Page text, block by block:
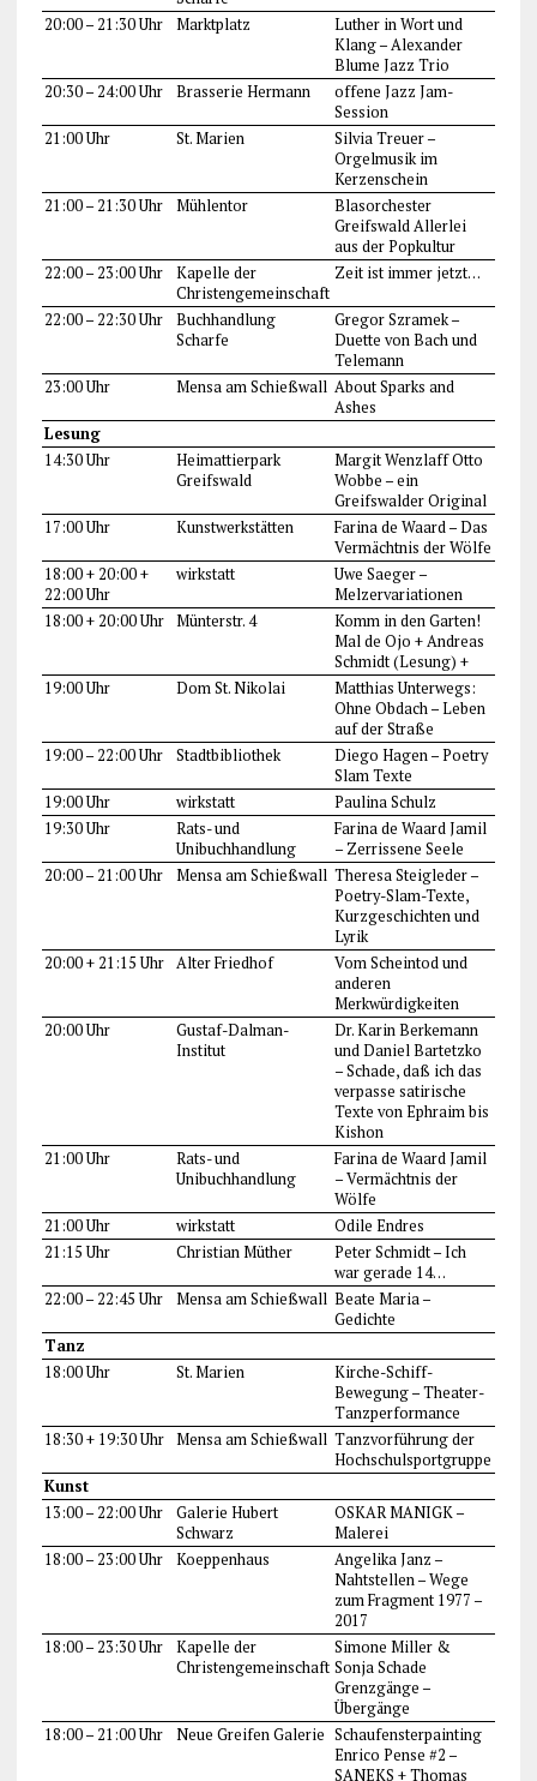
20:00 – 21:30 Uhr Marktplatz
Luther in Wort und
Klang – Alexander
Blume Jazz Trio
20:30 – 24:00 Uhr
Brasserie Hermann
offene Jazz Jam-
Session
21:00 Uhr
St. Marien
Silvia Treuer –
Orgelmusik im
Kerzenschein
21:00 – 21:30 Uhr
Mühlentor
Blasorchester
Greifswald Allerlei
aus der Popkultur
22:00 – 23:00 Uhr
Kapelle der
Christengemeinschaft
Zeit ist immer jetzt…
22:00 – 22:30 Uhr
Buchhandlung
Scharfe
Gregor Szramek –
Duette von Bach und
Telemann
23:00 Uhr
Mensa am Schießwall About Sparks and
Ashes
Lesung
14:30 Uhr
Heimattierpark
Greifswald
Margit Wenzlaff Otto
Wobbe – ein
Greifswalder Original
17:00 Uhr
Kunstwerkstätten
Farina de Waard – Das
Vermächtnis der Wölfe
18:00 + 20:00 +
22:00 Uhr
wirkstatt
Uwe Saeger –
Melzervariationen
18:00 + 20:00 Uhr
Münterstr. 4
Komm in den Garten!
Mal de Ojo + Andreas
Schmidt (Lesung) +
19:00 Uhr
Dom St. Nikolai
Matthias Unterwegs:
Ohne Obdach – Leben
auf der Straße
19:00 – 22:00 Uhr
Stadtbibliothek
Diego Hagen – Poetry
Slam Texte
19:00 Uhr
wirkstatt
Paulina Schulz
19:30 Uhr
Rats- und
Unibuchhandlung
Farina de Waard Jamil
– Zerrissene Seele
20:00 – 21:00 Uhr
Mensa am Schießwall Theresa Steigleder –
Poetry-Slam-Texte,
Kurzgeschichten und
Lyrik
20:00 + 21:15 Uhr
Alter Friedhof
Vom Scheintod und
anderen
Merkwürdigkeiten
20:00 Uhr
Gustaf-Dalman-
Institut
Dr. Karin Berkemann
und Daniel Bartetzko
– Schade, daß ich das
verpasse satirische
Texte von Ephraim bis
Kishon
21:00 Uhr
Rats- und
Unibuchhandlung
Farina de Waard Jamil
– Vermächtnis der
Wölfe
21:00 Uhr
wirkstatt
Odile Endres
21:15 Uhr
Christian Müther
Peter Schmidt – Ich
war gerade 14…
22:00 – 22:45 Uhr
Mensa am Schießwall Beate Maria –
Gedichte
Tanz
18:00 Uhr
St. Marien
Kirche-Schiff-
Bewegung – Theater-
Tanzperformance
18:30 + 19:30 Uhr
Mensa am Schießwall Tanzvorführung der
Hochschulsportgruppe
Kunst
13:00 – 22:00 Uhr
Galerie Hubert
Schwarz
OSKAR MANIGK –
Malerei
18:00 – 23:00 Uhr
Koeppenhaus
Angelika Janz –
Nahtstellen – Wege
zum Fragment 1977 –
2017
18:00 – 23:30 Uhr
Kapelle der
Christengemeinschaft
Simone Miller &
Sonja Schade
Grenzgänge –
Übergänge
18:00 – 21:00 Uhr
Neue Greifen Galerie Schaufensterpainting
Enrico Pense #2 –
SANEKS + Thomas